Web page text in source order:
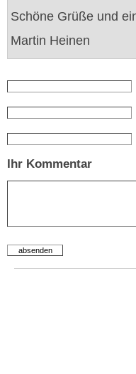
Schöne Grüße und
Martin Heinen
Ihr Kommentar